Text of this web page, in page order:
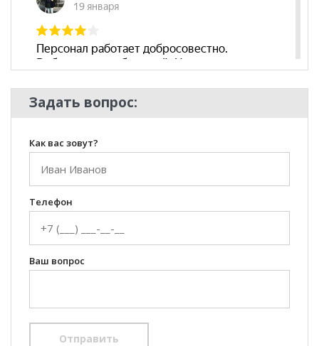
Задать вопрос:
Как вас зовут?
Телефон
Ваш вопрос
Отправить